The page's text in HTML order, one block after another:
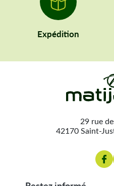
Expédition
29 rue
42170 Saint-